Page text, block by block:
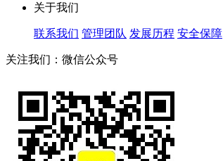
关于我们
联系我们 管理团队 发展历程 安全保障
关注我们：微信公众号